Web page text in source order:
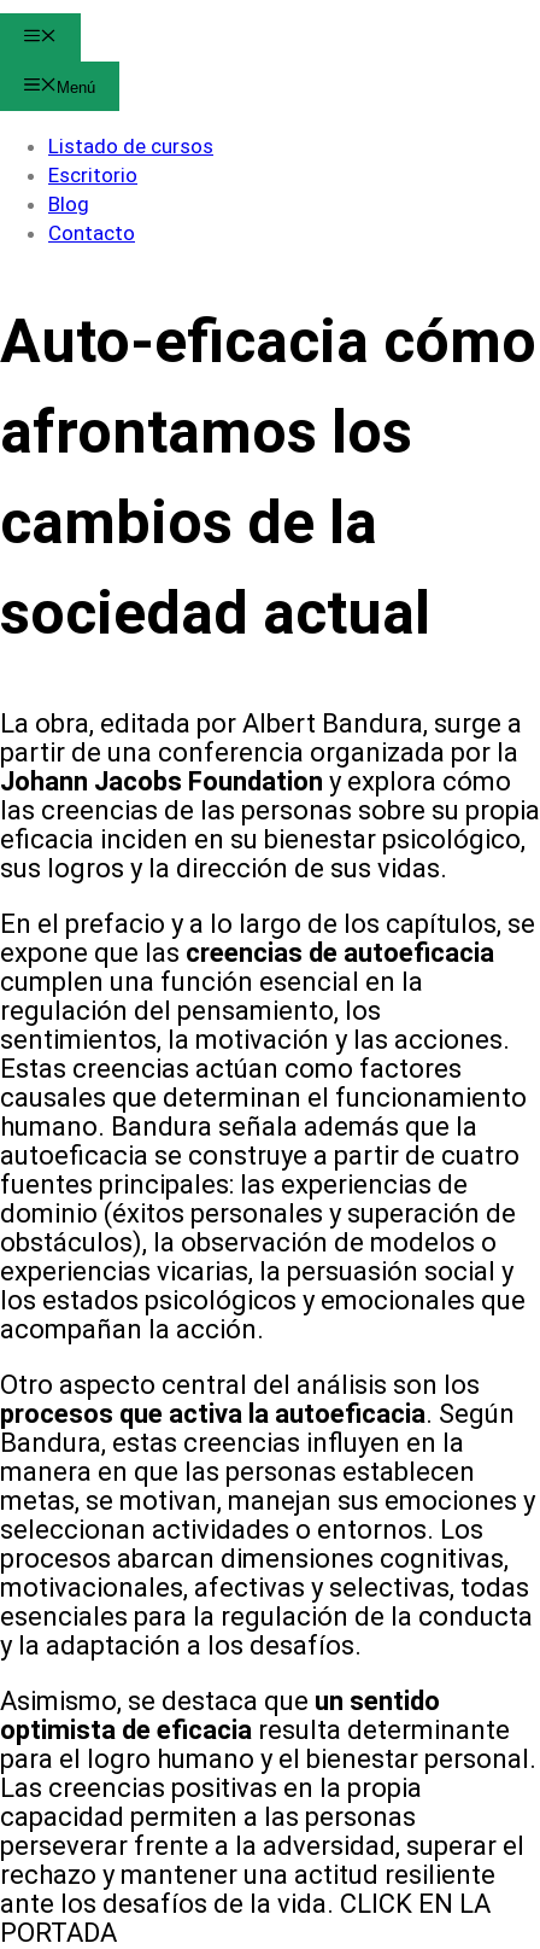
Menú
Listado de cursos
Escritorio
Blog
Contacto
Auto-eficacia cómo
afrontamos los
cambios de la
sociedad actual
La obra, editada por Albert Bandura, surge a
partir de una conferencia organizada por la
Johann Jacobs Foundation y explora cómo
las creencias de las personas sobre su propia
eficacia inciden en su bienestar psicológico,
sus logros y la dirección de sus vidas.
En el prefacio y a lo largo de los capítulos, se
expone que las creencias de autoeficacia
cumplen una función esencial en la
regulación del pensamiento, los
sentimientos, la motivación y las acciones.
Estas creencias actúan como factores
causales que determinan el funcionamiento
humano. Bandura señala además que la
autoeficacia se construye a partir de cuatro
fuentes principales: las experiencias de
dominio (éxitos personales y superación de
obstáculos), la observación de modelos o
experiencias vicarias, la persuasión social y
los estados psicológicos y emocionales que
acompañan la acción.
Otro aspecto central del análisis son los
procesos que activa la autoeficacia. Según
Bandura, estas creencias influyen en la
manera en que las personas establecen
metas, se motivan, manejan sus emociones y
seleccionan actividades o entornos. Los
procesos abarcan dimensiones cognitivas,
motivacionales, afectivas y selectivas, todas
esenciales para la regulación de la conducta
y la adaptación a los desafíos.
Asimismo, se destaca que un sentido
optimista de eficacia resulta determinante
para el logro humano y el bienestar personal.
Las creencias positivas en la propia
capacidad permiten a las personas
perseverar frente a la adversidad, superar el
rechazo y mantener una actitud resiliente
ante los desafíos de la vida. CLICK EN LA
PORTADA